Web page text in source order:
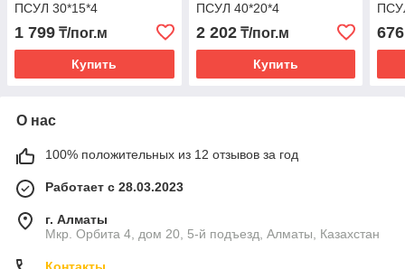
ПСУЛ 30*15*4
1 799 ₸/пог.м
Купить
ПСУЛ 40*20*4
2 202₸/пог.м
Купить
676
О нас
100% положительных из 12 отзывов за год
Работает с 28.03.2023
г. Алматы
Мкр. Орбита 4, дом 20, 5-й подъезд, Алматы, Казахстан